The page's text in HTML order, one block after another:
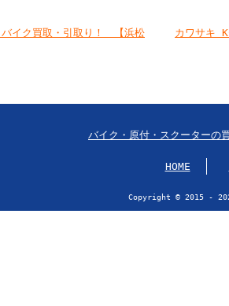
イク買取・引取り！ 【浜松
カワサキ
バイク・原付・スクーターの
HOME
Copyright © 2015 -